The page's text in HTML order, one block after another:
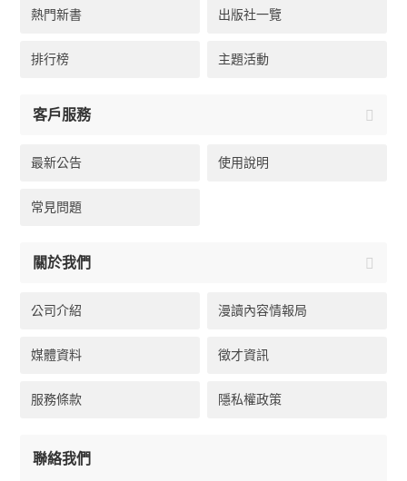
熱門新書 出版社一覽
排行榜 主題活動
客戶服務
最新公告 使用說明
常見問題
關於我們
公司介紹 漫讀內容情報局
媒體資料 徵才資訊
服務條款 隱私權政策
聯絡我們